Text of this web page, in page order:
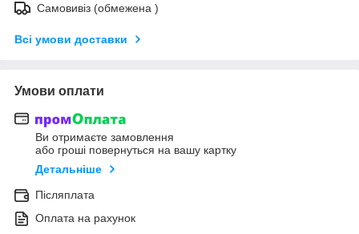
Самовивіз (обмежена )
Всі умови доставки
Умови оплати
Ви отримаєте замовлення
або гроші повернуться на вашу картку
Детальніше
Післяплата
Оплата на рахунок